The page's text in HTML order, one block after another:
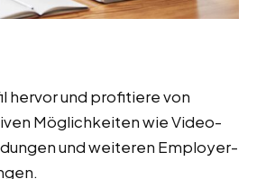
hervor und profitiere von
Möglichkeiten wie Video-
und weiteren Employer-